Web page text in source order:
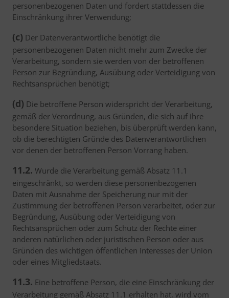
personenbezogenen Daten und fordert stattdessen die
Einschränkung ihrer Verwendung;
(c) Der Datenverantwortliche benötigt die
personenbezogenen Daten nicht mehr zum Zwecke der
Verarbeitung, sondern sie werden von der betroffenen
Person zur Begründung, Ausübung oder Verteidigung von
Rechtsansprüchen benötigt;
(d) Die betroffene Person widerspricht der Verarbeitung,
gemäß der Verordnung, aus Gründen, die sich auf ihre
besondere Situation beziehen, bis überprüft werden kann,
ob die berechtigten Gründe des Datenverantwortlichen
vor denen der betroffenen Person Vorrang haben.
11.2. Wurde die Verarbeitung gemäß Absatz 11.1
eingeschränkt, so werden diese personenbezogenen
Daten mit Ausnahme der Speicherung nur mit der
Zustimmung der betroffenen Person verarbeitet, oder zur
Begründung, Ausübung oder Verteidigung von
Rechtsansprüchen oder zum Schutz der Rechte einer
anderen natürlichen oder juristischen Person oder aus
Gründen des wichtigen öffentlichen Interesses der Union
oder eines Mitgliedstaats.
11.3. Eine betroffene Person, die eine Einschränkung der
Verarbeitung gemäß Absatz 11.1 erhalten hat, wird vom